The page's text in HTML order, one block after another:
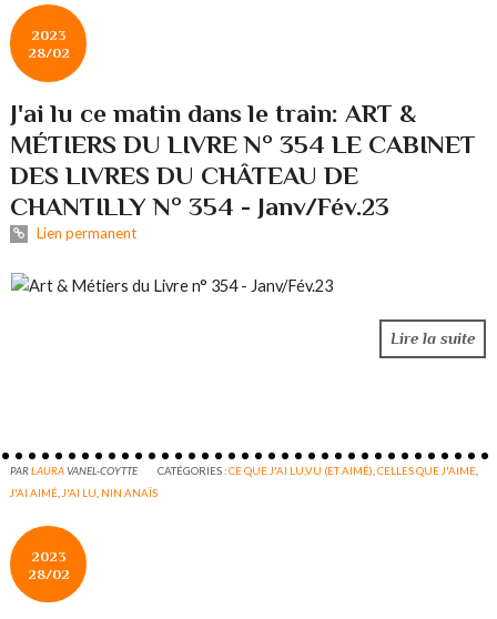
2023
28/02
J'ai lu ce matin dans le train: ART &
MÉTIERS DU LIVRE N° 354 LE CABINET
DES LIVRES DU CHÂTEAU DE
CHANTILLY N° 354 - Janv/Fév.23
Lien permanent
Lire la suite
PARLAURAVANEL-COYTTE CATÉGORIES :CE QUE J'AI LU,VU (ET AIMÉ) ,CELLES QUE J'AIME
J'AI AIMÉ J'AI LU NIN ANAÏS
2023
28/02